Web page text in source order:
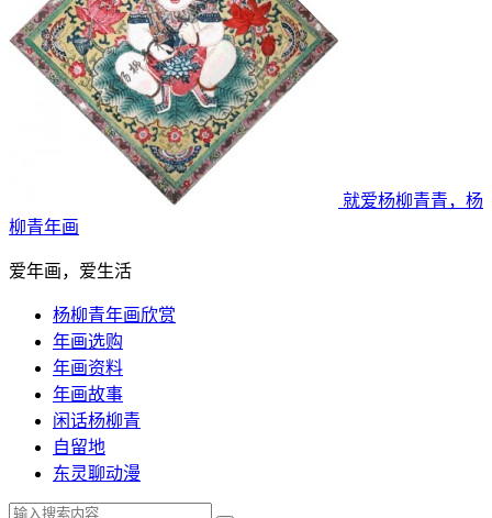
就爱杨柳青青，杨
柳青年画
爱年画，爱生活
杨柳青年画欣赏
年画选购
年画资料
年画故事
闲话杨柳青
自留地
东灵聊动漫